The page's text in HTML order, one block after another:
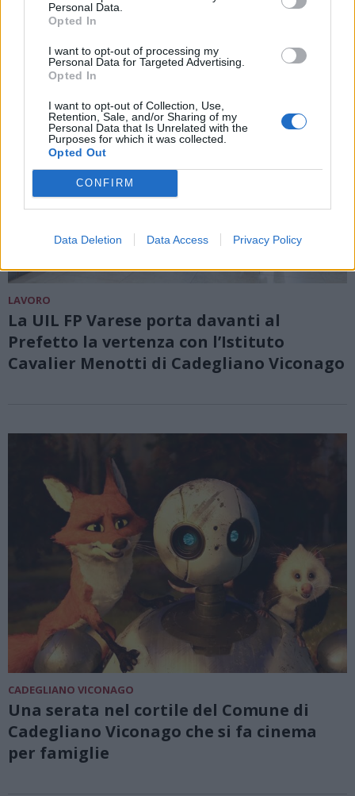
Personal Data.
Opted In
I want to opt-out of processing my
Personal Data for Targeted Advertising.
Opted In
I want to opt-out of Collection, Use,
Retention, Sale, and/or Sharing of my
Personal Data that Is Unrelated with the
Purposes for which it was collected.
Opted Out
CONFIRM
Data Deletion Data Access Privacy Policy
ALTRE NOTIZIE DI CADEGLIANO VICONAGO
LAVORO
La UIL FP Varese porta davanti al
Prefetto la vertenza con l’Istituto
Cavalier Menotti di Cadegliano Viconago
CADEGLIANO VICONAGO
Una serata nel cortile del Comune di
Cadegliano Viconago che si fa cinema
per famiglie